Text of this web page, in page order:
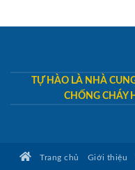
TỰ HÀO LÀ NHÀ
CHỐNG CHÁY
Trang chủ Giới thiệu